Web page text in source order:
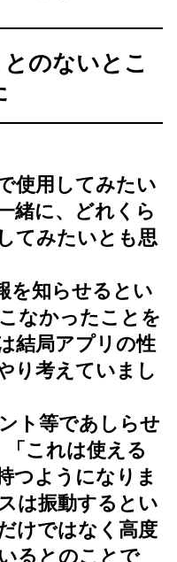
のないとこ
使用してみたい
緒に、どれくら
てみたいとも思
を知らせるとい
なかったことを
結局アプリの性
り考えていまし
ト等であしらせ
これは使える
つようになりま
は振動するとい
けではなく高度
るとのことで